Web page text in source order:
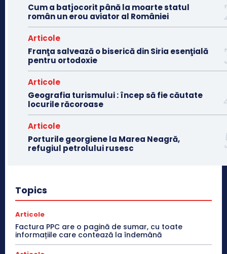
Cum a batjocorit până la moarte statul
român un erou aviator al României
Articole
Franţa salvează o biserică din Siria esenţială
pentru ortodoxie
Articole
Geografia turismului : încep să fie căutate
locurile răcoroase
Articole
Porturile georgiene la Marea Neagră,
refugiul petrolului rusesc
Topics
Articole
Factura PPC are o pagină de sumar, cu toate
informațiile care contează la îndemână